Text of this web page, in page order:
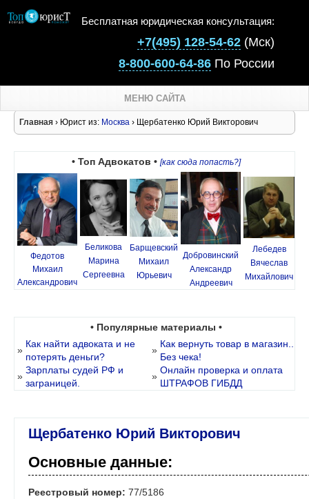
Бесплатная юридическая консультация:
+7(495) 128-54-62 (Мск)
8-800-600-64-86 По России
МЕНЮ САЙТА
Главная › Юрист из: Москва › Щербатенко Юрий Викторович
• Топ Адвокатов • [как сюда попасть?]
Федотов
Михаил
Александрович
Беликова
Марина
Сергеевна
Барщевский
Михаил
Юрьевич
Добровинский
Александр
Андреевич
Лебедев
Вячеслав
Михайлович
• Популярные материалы •
»
Как найти адвоката и не
потерять деньги?
»
Как вернуть товар в магазин..
Без чека!
»
Зарплаты судей РФ и
заграницей.
»
Онлайн проверка и оплата
ШТРАФОВ ГИБДД
Щербатенко Юрий Викторович
Основные данные:
Реестровый номер: 77/5186